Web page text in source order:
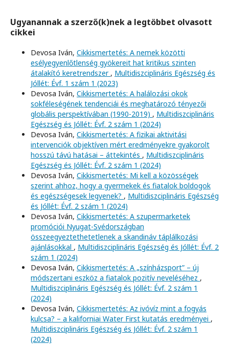
Ugyanannak a szerző(k)nek a legtöbbet olvasott
cikkei
Devosa Iván, Cikkismertetés: A nemek közötti
esélyegyenlőtlenség gyökereit hat kritikus szinten
átalakító keretrendszer , Multidiszciplináris Egészség és
Jóllét: Évf. 1 szám 1 (2023)
Devosa Iván, Cikkismertetés: A halálozási okok
sokféleségének tendenciái és meghatározó tényezői
globális perspektívában (1990-2019) , Multidiszciplináris
Egészség és Jóllét: Évf. 2 szám 1 (2024)
Devosa Iván, Cikkismertetés: A fizikai aktivitási
intervenciók objektíven mért eredményekre gyakorolt
hosszú távú hatásai – áttekintés , Multidiszciplináris
Egészség és Jóllét: Évf. 2 szám 1 (2024)
Devosa Iván, Cikkismertetés: Mi kell a közösségek
szerint ahhoz, hogy a gyermekek és fiatalok boldogok
és egészségesek legyenek? , Multidiszciplináris Egészség
és Jóllét: Évf. 2 szám 1 (2024)
Devosa Iván, Cikkismertetés: A szupermarketek
promóciói Nyugat-Svédországban
összeegyeztethetetlenek a skandináv táplálkozási
ajánlásokkal , Multidiszciplináris Egészség és Jóllét: Évf. 2
szám 1 (2024)
Devosa Iván, Cikkismertetés: A „színházsport” – új
módszertani eszköz a fiatalok pozitív neveléséhez ,
Multidiszciplináris Egészség és Jóllét: Évf. 2 szám 1
(2024)
Devosa Iván, Cikkismertetés: Az ivóvíz mint a fogyás
kulcsa? – a kaliforniai Water First kutatás eredményei ,
Multidiszciplináris Egészség és Jóllét: Évf. 2 szám 1
(2024)